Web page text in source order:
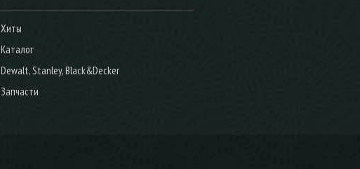
Хиты
Каталог
Dewalt, Stanley, Black&Decker
Запчасти